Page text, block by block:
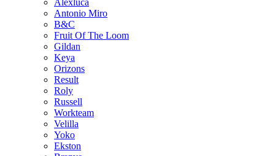
Antonio Miro
B&C
Fruit Of The Loom
Gildan
Keya
Orizons
Result
Roly
Russell
Workteam
Velilla
Yoko
Ekston